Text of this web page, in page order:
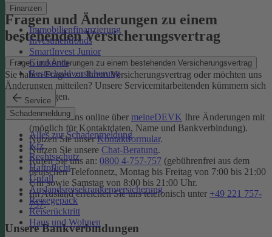
Finanzen
Immobilienfinanzierung
Investmentfonds
SmartInvest Junior
Girokonto
Restschuldversicherung
Service
Schadenmeldung
Alles zur Schadenmeldung
Kfz
Rechtsschutz
Haftpflicht
Unfall
Auslandsreisekrankenversicherung
Reisegepäck
Reiserücktritt
Haus und Wohnen
Fragen und Änderungen zu einem
bestehenden Versicherungsvertrag
Fragen und Änderungen zu einem bestehenden Versicherungsvertrag
Sie haben Fragen zu Ihrem Versicherungsvertrag oder möchten uns
Änderungen mitteilen? Unsere Servicemitarbeitenden kümmern sich
um Ihr Anliegen.
Teilen Sie uns online über meineDEVK Ihre Änderungen mit
(möglich für Kontaktdaten, Name und Bankverbindung).
Nutzen Sie unserKontaktformular.
Nutzen Sie unsere Chat-Beratung.
Rufen Sie uns an: 0800 4-757-757 (gebührenfrei aus dem
deutschen Telefonnetz, Montag bis Freitag von 7:00 bis 21:00
Uhr sowie Samstag von 8:00 bis 21:00 Uhr.
Im Ausland erreichen Sie uns telefonisch unter +49 221 757-
757.
Unsere Bankverbindungen